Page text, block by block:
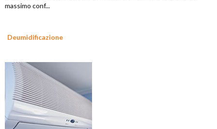
massimo conf...
Deumidificazione